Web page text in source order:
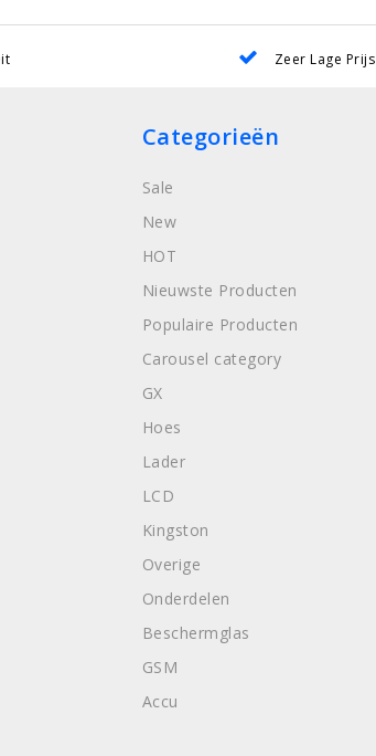
Zeer Lage Prijs
Categorieën
Sale
New
HOT
Nieuwste Producten
Populaire Producten
Carousel category
GX
Hoes
Lader
LCD
Kingston
Overige
Onderdelen
Beschermglas
GSM
Accu